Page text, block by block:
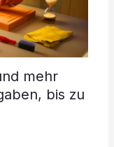
mehr
bis zu